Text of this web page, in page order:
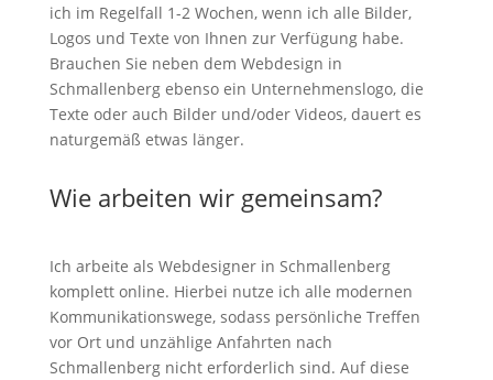
ich im Regelfall 1-2 Wochen, wenn ich alle Bilder,
Logos und Texte von Ihnen zur Verfügung habe.
Brauchen Sie neben dem Webdesign in
Schmallenberg ebenso ein Unternehmenslogo, die
Texte oder auch Bilder und/oder Videos, dauert es
naturgemäß etwas länger.
Wie arbeiten wir gemeinsam?
Ich arbeite als Webdesigner in Schmallenberg
komplett online. Hierbei nutze ich alle modernen
Kommunikationswege, sodass persönliche Treffen
vor Ort und unzählige Anfahrten nach
Schmallenberg nicht erforderlich sind. Auf diese